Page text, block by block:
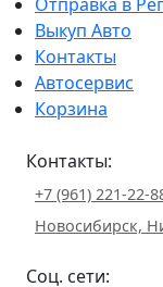
Выкуп Авто
Контакты
Автосервис
Корзина
Контакты:
+7 (961) 221-22-
Новосибирск,
Соц. сети: